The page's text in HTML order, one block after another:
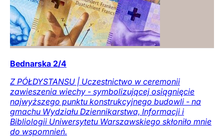
Bednarska 2/4
Z PÓŁDYSTANSU | Uczestnictwo w ceremonii
zawieszenia wiechy - symbolizującej osiągnięcie
najwyższego punktu konstrukcyjnego budowli - na
gmachu Wydziału Dziennikarstwa, Informacji i
Bibliologii Uniwersytetu Warszawskiego skłoniło mnie
do wspomnień.